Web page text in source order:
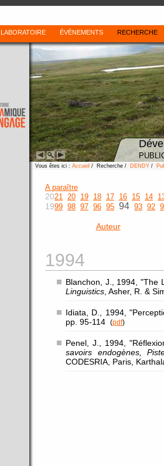
LABORATOIRE ÉVÈNEMENTS RECHERCHE
Vous êtes ici : Accueil / Recherche / DENDY /
A paraître
2021 20 19 18 17 16 15 14
1999 98 97 96 95 94 93 92
Auteur
1994
Blanchon, J., 1994, "The
Linguistics , Asher, R. &
Idiata, D., 1994,
pp. 95-114
(pdf)
Penel, J., 1994,
savoirs endogènes,
CODESRIA, Paris,